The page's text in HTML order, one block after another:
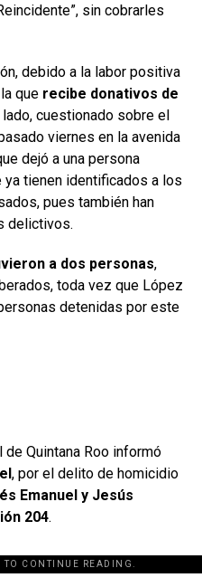
sin cobrarles
debido a la labor positiva
que recibe donativos de
lado, cuestionado sobre el
viernes en la avenida
dejó a una persona
tienen identificados a los
pues también han
delictivos.
a dos personas,
toda vez que López
detenidas por este
Quintana Roo informó
, por el delito de homicidio
Emanuel y Jesús
204.
TO CONTINUE READING.